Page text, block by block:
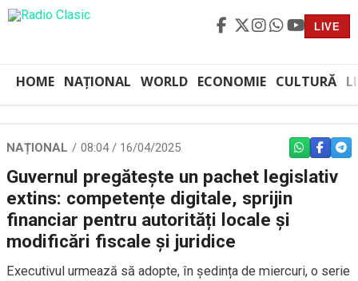
LIVE
HOME NAȚIONAL WORLD ECONOMIE CULTURĂ
NAȚIONAL 08:04 / 16/04/2025 WHATSAPP
Guvernul pregătește un pachet legislativ
extins: competențe digitale, sprijin
financiar pentru autorități locale și
modificări fiscale și juridice
Executivul urmează să adopte, în ședința de miercuri, o serie